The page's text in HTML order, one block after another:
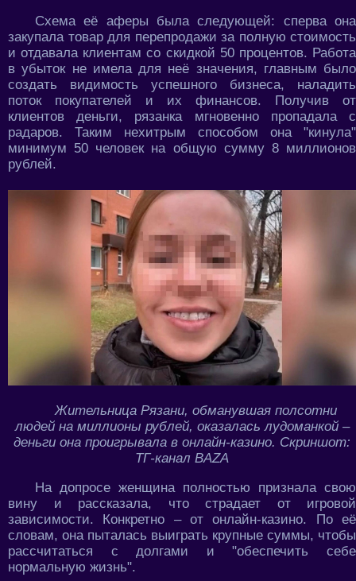
Схема её аферы была следующей: сперва она
закупала товар для перепродажи за полную стоимость
и отдавала клиентам со скидкой 50 процентов. Работа
в убыток не имела для неё значения, главным было
создать видимость успешного бизнеса, наладить
поток покупателей и их финансов. Получив от
клиентов деньги, рязанка мгновенно пропадала с
радаров. Таким нехитрым способом она "кинула"
минимум 50 человек на общую сумму 8 миллионов
рублей.
Жительница Рязани, обманувшая полсотни
людей на миллионы рублей, оказалась лудоманкой –
деньги она проигрывала в онлайн-казино. Скриншот:
ТГ-канал BAZA
На допросе женщина полностью признала свою
вину и рассказала, что страдает от игровой
зависимости. Конкретно – от онлайн-казино. По её
словам, она пыталась выиграть крупные суммы, чтобы
рассчитаться с долгами и "обеспечить себе
нормальную жизнь".